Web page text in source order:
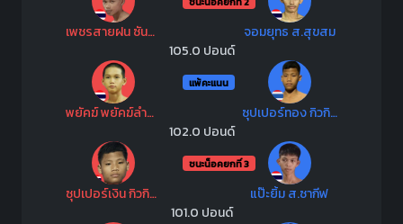
เพชรสายฝน ซันรัตภูมิ
จอมยุทธ ส.สุขสม
105.0 ปอนด์
แพ้คะแนน
พยัคฆ์ พยัคฆ์ลำพอง
ซุปเปอร์ทอง กิวกิวเต้บีบีคิวยิมส์
102.0 ปอนด์
ชนะน็อคยกที่ 3
ซุปเปอร์เงิน กิวกิวเต้บีบีคิวยิม
แป๊ะยิ้ม ส.ซากีฟ
101.0 ปอนด์